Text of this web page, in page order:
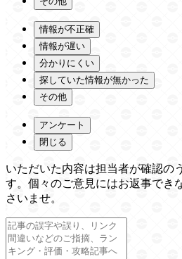
情報が不正確
情報が遅い
分かりにくい
探していた情報が無かった
その他
アンケート
閉じる
いただいた内容は担当者が確認の
す。個々のご意見にはお返事でき
さいませ。